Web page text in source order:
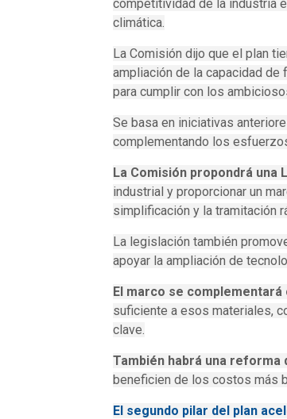
competitividad de la industria
climática.
La Comisión dijo que el plan
ampliación de la capacidad
para cumplir con los
Se basa en iniciativas
complementando los
La Comisión propondrá una
industrial y proporcionar un
simplificación y la tramitación
La legislación también
apoyar la ampliación de
El marco se
suficiente a esos materiales,
clave.
También habrá una
beneficien de los costos más
El segundo pilar del plan